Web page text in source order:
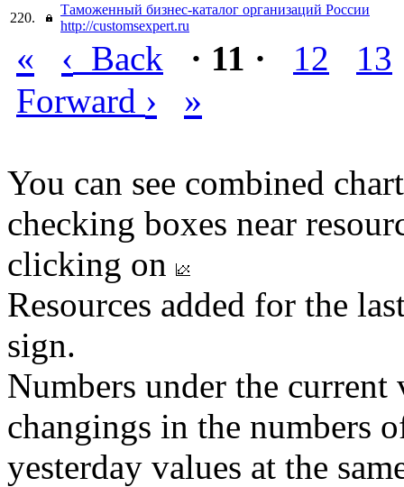
220.
Таможенный бизнес-каталог организаций России
http://customsexpert.ru
« ‹ Back · 11 · 12
13
Forward › »
You can see combined
checking boxes near
clicking on
Resources added for the
sign.
Numbers under the
changings in the numbers
yesterday values at the